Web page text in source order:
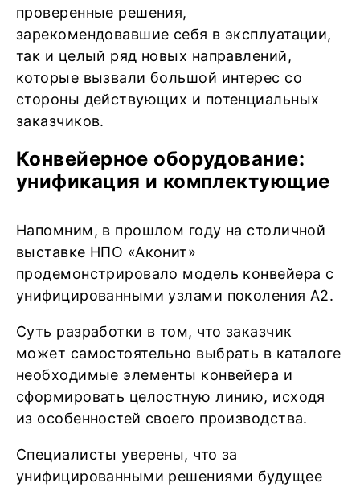
проверенные решения,
зарекомендовавшие себя в эксплуатации,
так и целый ряд новых направлений,
которые вызвали большой интерес со
стороны действующих и потенциальных
заказчиков.
Конвейерное оборудование:
унификация и комплектующие
Напомним, в прошлом году на столичной
выставке НПО «Аконит»
продемонстрировало модель конвейера с
унифицированными узлами поколения А2.
Суть разработки в том, что заказчик
может самостоятельно выбрать в каталоге
необходимые элементы конвейера и
сформировать целостную линию, исходя
из особенностей своего производства.
Специалисты уверены, что за
унифицированными решениями будущее